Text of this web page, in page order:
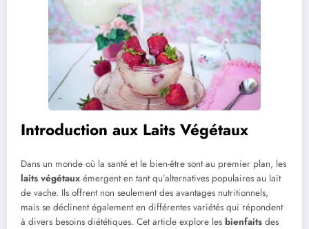
Introduction aux Laits Végétaux
Dans un monde où la santé et le bien-être sont au premier plan, les
laits végétaux émergent en tant qu’alternatives populaires au lait
de vache. Ils offrent non seulement des avantages nutritionnels,
mais se déclinent également en différentes variétés qui répondent
à divers besoins diététiques. Cet article explore les bienfaits des